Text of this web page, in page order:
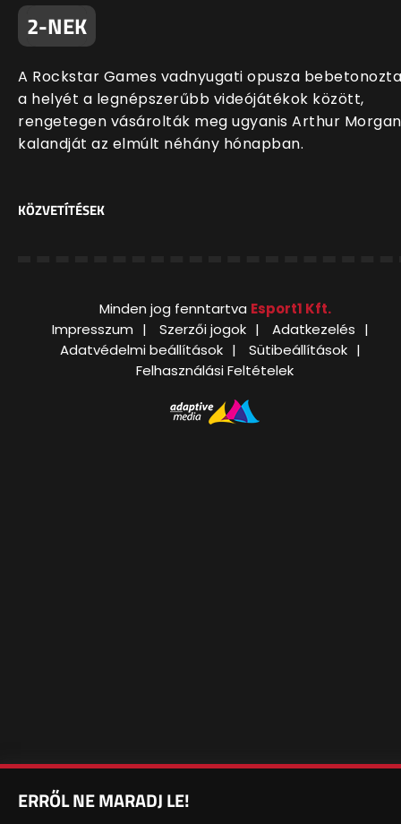
2-NEK
A Rockstar Games vadnyugati opusza bebetonozta
a helyét a legnépszerűbb videójátékok között,
rengetegen vásárolták meg ugyanis Arthur Morgan
kalandját az elmúlt néhány hónapban.
KÖZVETÍTÉSEK
Minden jog fenntartva Esport1 Kft.
Impresszum
Szerzői jogok
Adatkezelés
Adatvédelmi beállítások
Sütibeállítások
Felhasználási Feltételek
ERRŐL NE MARADJ LE!